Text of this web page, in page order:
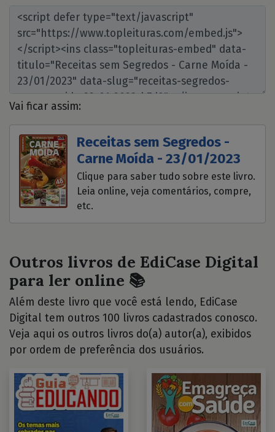
Vai ficar assim:
Receitas sem Segredos -
Carne Moída - 23/01/2023
Clique para saber tudo sobre este livro.
Leia online, veja comentários, compre,
etc.
Outros livros de EdiCase Digital
para ler online 📚
Além deste livro que você está lendo, EdiCase
Digital tem outros 100 livros cadastrados conosco.
Veja aqui os outros livros do(a) autor(a), exibidos
por ordem de preferência dos usuários.